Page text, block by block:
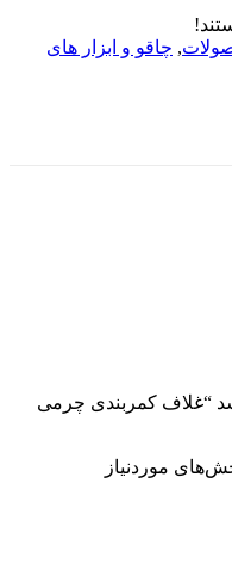
, چاقو و ابزار های
“غلاف کمربندی چرمی
موردنیاز